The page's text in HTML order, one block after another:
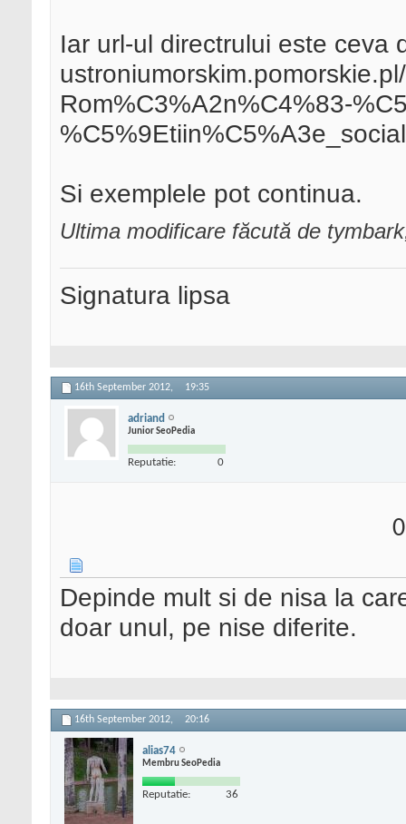
Iar url-ul directrului este ceva
Rom%C3%A2n%C4%83-
Si exemplele pot continua.
Ultima modificare făcută de
Signatura lipsa
16th September 2012, 19:35
adriand
Junior SeoPedia
Reputatie: 0
Depinde mult si de nisa la
doar unul, pe nise diferite.
16th September 2012, 20:16
alias74
Membru SeoPedia
Reputatie: 36